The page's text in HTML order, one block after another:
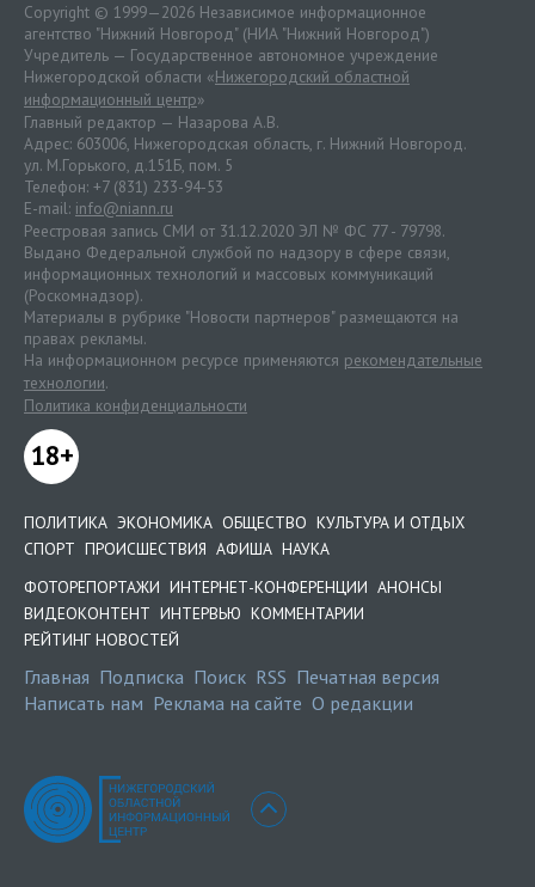
Copyright © 1999—2026 Независимое информационное
агентство "Нижний Новгород" (НИА "Нижний Новгород")
Учредитель — Государственное автономное учреждение
Нижегородской области «Нижегородский областной
информационный центр»
Главный редактор — Назарова А.В.
Адрес: 603006, Нижегородская область, г. Нижний Новгород.
ул. М.Горького, д.151Б, пом. 5
Телефон: +7 (831) 233-94-53
E-mail: info@niann.ru
Реестровая запись СМИ от 31.12.2020 ЭЛ № ФС 77 - 79798.
Выдано Федеральной службой по надзору в сфере связи,
информационных технологий и массовых коммуникаций
(Роскомнадзор).
Материалы в рубрике "Новости партнеров" размещаются на
правах рекламы.
На информационном ресурсе применяются рекомендательные
технологии.
Политика конфиденциальности
18+
ПОЛИТИКА ЭКОНОМИКА ОБЩЕСТВО КУЛЬТУРА И ОТДЫХ
СПОРТ ПРОИСШЕСТВИЯ АФИША НАУКА
ФОТОРЕПОРТАЖИ ИНТЕРНЕТ-КОНФЕРЕНЦИИ АНОНСЫ
ВИДЕОКОНТЕНТ ИНТЕРВЬЮ КОММЕНТАРИИ
РЕЙТИНГ НОВОСТЕЙ
Главная Подписка Поиск RSS Печатная версия
Написать нам Реклама на сайте О редакции